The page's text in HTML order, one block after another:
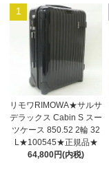
1
リモワRIMOWA★サルサ
デラックス Cabin S スー
ツケース 850.52 2輪 32
L★100545★正規品★
64,800円(内税)